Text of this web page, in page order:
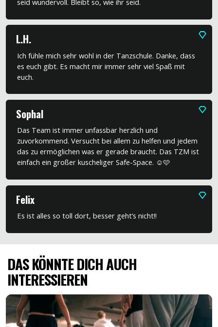
L.H.
Ich fühle mich sehr wohl in der Tanzschule. Danke, dass
es euch gibt. Es macht mir immer sehr viel Spaß mit
euch.
Sophal
Das Team ist immer unfassbar herzlich und
zuvorkommend. Versucht bei allem zu helfen und jedem
das zu ermöglichen was er gerade braucht. Das TZM ist
einfach ein großer kuscheliger Safe-Space. ☺️🩷
Felix
Es ist alles so toll dort, besser geht’s nicht!!
DAS KÖNNTE DICH AUCH
INTERESSIEREN